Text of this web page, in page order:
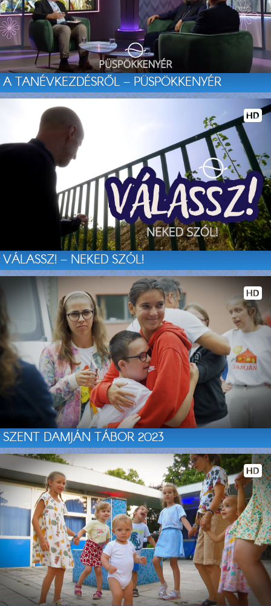
A TANÉVKEZDÉSRŐL – PÜSPÖKKENYÉR
VÁLASSZ! – NEKED SZÓL!
SZENT DAMJÁN TÁBOR 2023